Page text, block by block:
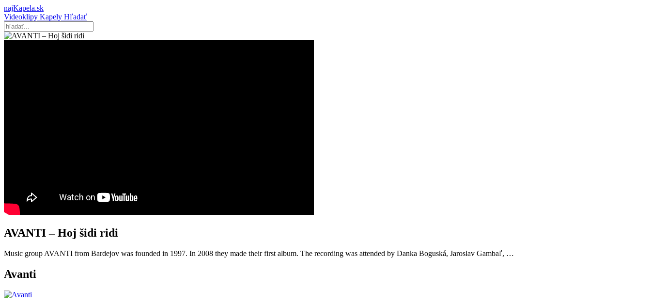
najKapela.sk
Videoklipy Kapely Hľadať
AVANTI – Hoj šidi ridi
Music group AVANTI from Bardejov was founded in 1997. In 2008 they made their first album. The recording was attended by Danka Boguská, Jaroslav Gambaľ, …
Avanti